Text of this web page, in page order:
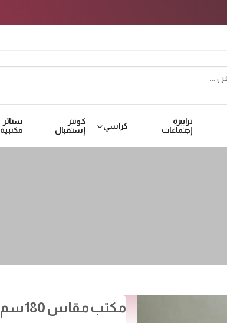
ترابيزة
إجتماعات
كراسي
كونتر
إستقبال
ستائر
مكتبية
مكتب مقاس 180سم w51